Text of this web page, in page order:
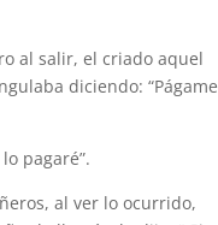
al salir, el criado aquel
diciendo:
pagaré”.
al ver lo ocurrido,